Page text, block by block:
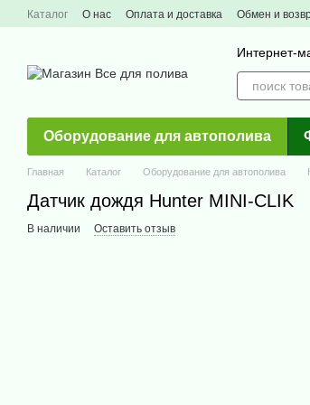
Перейти к основному контенту
Каталог О нас Оплата и доставка Обмен и
Интернет-
Оборудование для автополива
Главная Каталог Оборудование для автополива
Датчик дождя Hunter MINI-CLIK
В наличии Оставить отзыв